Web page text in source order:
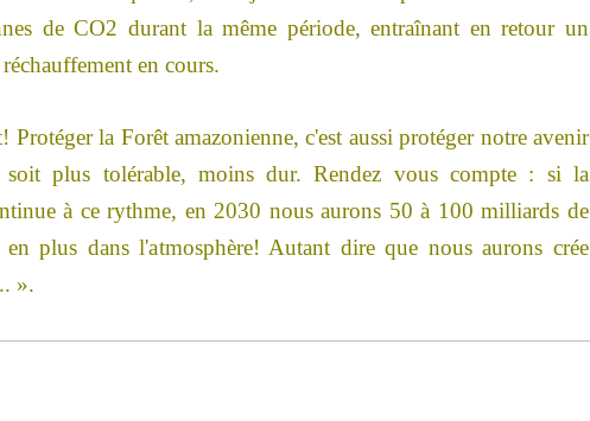
de CO2 durant la même période, entraînant en retour un
en cours.
Protéger la Forêt amazonienne, c'est aussi protéger notre avenir
plus tolérable, moins dur. Rendez vous compte : si la
à ce rythme, en 2030 nous aurons 50 à 100 milliards de
plus dans l'atmosphère! Autant dire que nous aurons crée
».